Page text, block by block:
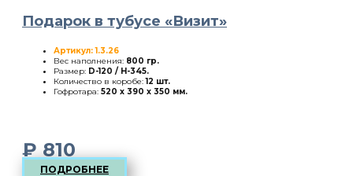
Подарок в тубусе «Визит»
Артикул: 1.3.26
Вес наполнения: 800 гр.
Размер: D-120 / H-345.
Количество в коробе:12 шт.
Гофротара: 520 х 390 х 350 мм.
₽810
ПОДРОБНЕЕ